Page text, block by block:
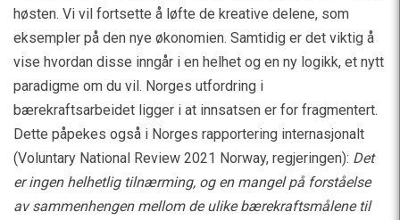
høsten. Vi vil fortsette å løfte de kreative delene, som
eksempler på den nye økonomien. Samtidig er det viktig å
vise hvordan disse inngår i en helhet og en ny logikk, et nytt
paradigme om du vil. Norges utfordring i
bærekraftsarbeidet ligger i at innsatsen er for fragmentert.
Dette påpekes også i Norges rapportering internasjonalt
(Voluntary National Review 2021 Norway, regjeringen): Det
er ingen helhetlig tilnærming, og en mangel på forståelse
av sammenhengen mellom de ulike bærekraftsmålene til